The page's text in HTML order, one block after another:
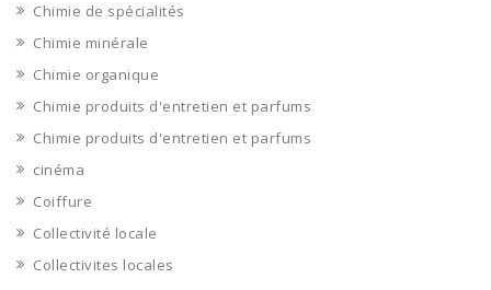
Chimie de spécialités
Chimie minérale
Chimie organique
Chimie produits d'entretien et parfums
Chimie produits d'entretien et parfums
cinéma
Coiffure
Collectivité locale
Collectivites locales